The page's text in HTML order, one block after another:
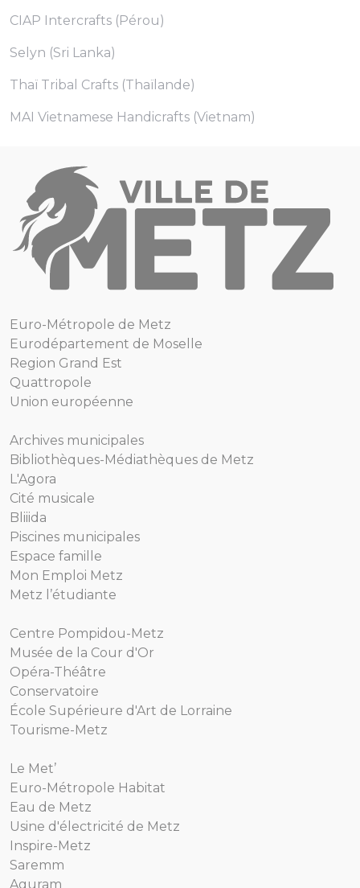
CIAP Intercrafts (Pérou)
Selyn (Sri Lanka)
Thaï Tribal Crafts (Thaïlande)
MAI Vietnamese Handicrafts (Vietnam)
Euro-Métropole de Metz
Eurodépartement de Moselle
Region Grand Est
Quattropole
Union européenne
Archives municipales
Bibliothèques-Médiathèques de Metz
L'Agora
Cité musicale
Bliiida
Piscines municipales
Espace famille
Mon Emploi Metz
Metz l’étudiante
Centre Pompidou-Metz
Musée de la Cour d'Or
Opéra-Théâtre
Conservatoire
École Supérieure d'Art de Lorraine
Tourisme-Metz
Le Met’
Euro-Métropole Habitat
Eau de Metz
Usine d'électricité de Metz
Inspire-Metz
Saremm
Aguram